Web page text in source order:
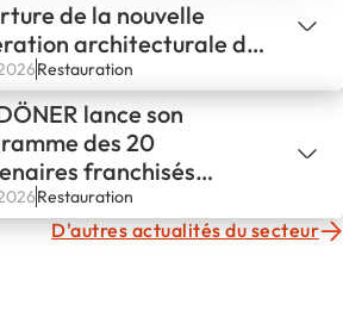
de la nouvelle
architecturale de
PAPILLES !
Restauration
lance son
des 20
franchisés
Restauration
D'autres actualités du secteur